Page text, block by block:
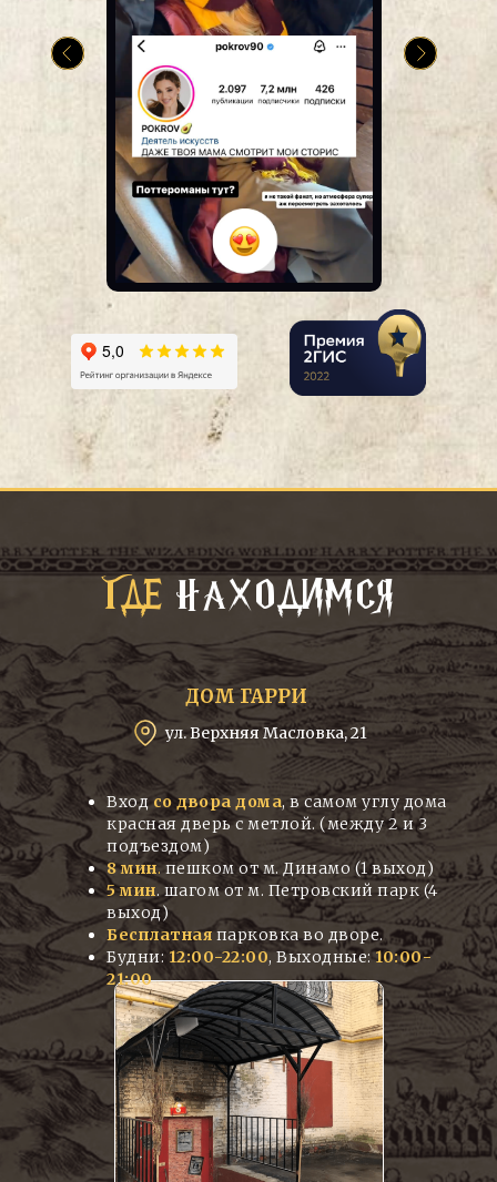
ГДЕНАХОДИМСЯ
ДОМ ГАРРИ
ул. Верхняя Масловка, 21
Входсо двора дома, в самом углу дома
красная дверь с метлой. (между 2 и 3
подъездом)
8 мин.пешком от м. Динамо (1 выход)
5 мин. шагом от м. Петровский парк (4
выход)
Бесплатнаяпарковка во дворе.
Будни:12:00-22:00, Выходные:10:00-
21:00